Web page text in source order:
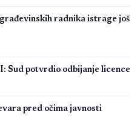
radnika istrage još
Sud potvrdio odbijanje licence
pred očima javnosti